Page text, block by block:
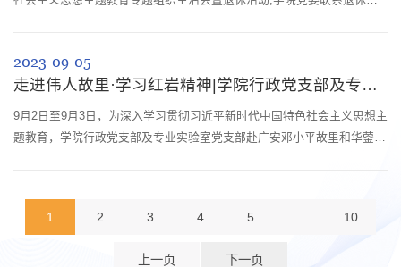
促干的深刻阐述。随后支部书记张卫勤总结了支委会对照6个方面突出问
题和12条具体要求作对照检查，检视差距不足、进行党性分析、提出整改
措施。与会党员也...
2023-09-05
走进伟人故里·学习红岩精神|学院行政党支部及专业实验室党支部赴广安开展主题党日...
9月2日至9月3日，为深入学习贯彻习近平新时代中国特色社会主义思想主
题教育，学院行政党支部及专业实验室党支部赴广安邓小平故里和华蓥山
举行了敬献花篮仪式，并重温入党誓词。在邓小平故居陈列馆、邓小平故
居缅怀馆，党员同志通过珍贵实物、文献资料和视频资料，深切缅怀邓小
1 2 3 4 5 ... 10
上一页 下一页